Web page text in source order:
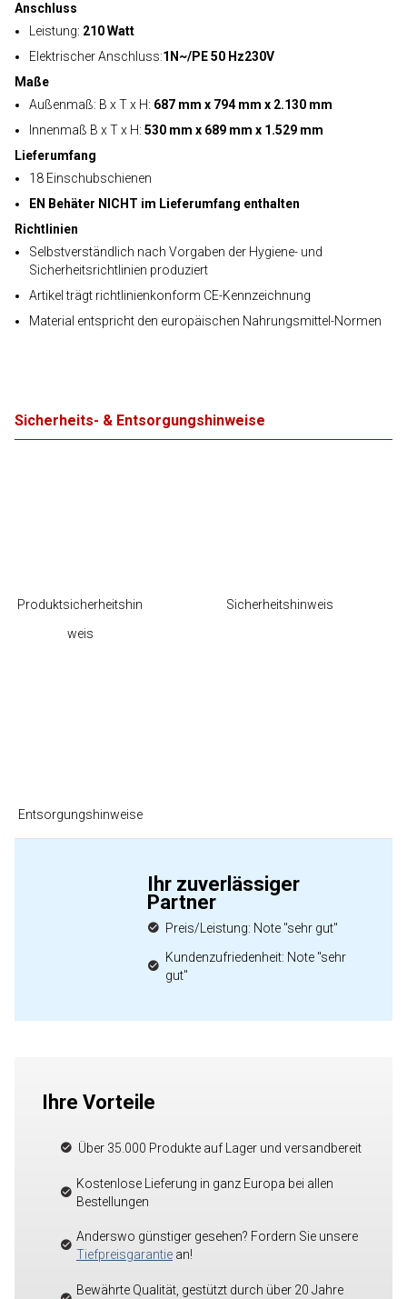
Anschluss
Leistung: 210 Watt
Elektrischer Anschluss:1N~/PE 50 Hz230V
Maße
Außenmaß: B x T x H: 687 mm x 794 mm x 2.130 mm
Innenmaß B x T x H: 530 mm x 689 mm x 1.529 mm
Lieferumfang
18 Einschubschienen
EN Behäter NICHT im Lieferumfang enthalten
Richtlinien
Selbstverständlich nach Vorgaben der Hygiene- und
Sicherheitsrichtlinien produziert
Artikel trägt richtlinienkonform CE-Kennzeichnung
Material entspricht den europäischen Nahrungsmittel-Normen
Sicherheits- & Entsorgungshinweise
Produktsicherheitshin
weis
Sicherheitshinweis
Entsorgungshinweise
Ihr zuverlässiger
Partner
Preis/Leistung: Note "sehr gut"
Kundenzufriedenheit: Note "sehr
gut"
Ihre Vorteile
Über 35.000 Produkte auf Lager und versandbereit
Kostenlose Lieferung in ganz Europa bei allen
Bestellungen
Anderswo günstiger gesehen? Fordern Sie unsere
Tiefpreisgarantie an!
Bewährte Qualität, gestützt durch über 20 Jahre